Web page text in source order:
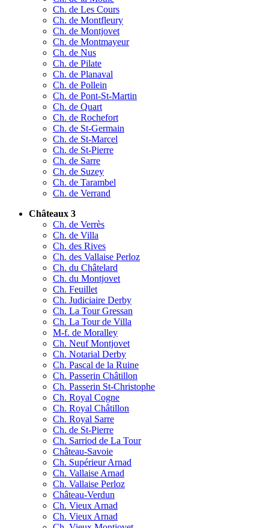
Ch. de Les Cours
Ch. de Montfleury
Ch. de Montjovet
Ch. de Montmayeur
Ch. de Nus
Ch. de Pilate
Ch. de Planaval
Ch. de Pollein
Ch. de Pont-St-Martin
Ch. de Quart
Ch. de Rochefort
Ch. de St-Germain
Ch. de St-Marcel
Ch. de St-Pierre
Ch. de Sarre
Ch. de Suzey
Ch. de Tarambel
Ch. de Verrand
Châteaux 3
Ch. de Verrès
Ch. de Villa
Ch. des Rives
Ch. des Vallaise Perloz
Ch. du Châtelard
Ch. du Montjovet
Ch. Feuillet
Ch. Judiciaire Derby
Ch. La Tour Gressan
Ch. La Tour de Villa
M-f. de Moralley
Ch. Neuf Montjovet
Ch. Notarial Derby
Ch. Pascal de la Ruine
Ch. Passerin Châtillon
Ch. Passerin St-Christophe
Ch. Royal Cogne
Ch. Royal Châtillon
Ch. Royal Sarre
Ch. de St-Pierre
Ch. Sarriod de La Tour
Château-Savoie
Ch. Supérieur Arnad
Ch. Vallaise Arnad
Ch. Vallaise Perloz
Château-Verdun
Ch. Vieux Arnad
Ch. Vieux Arnad